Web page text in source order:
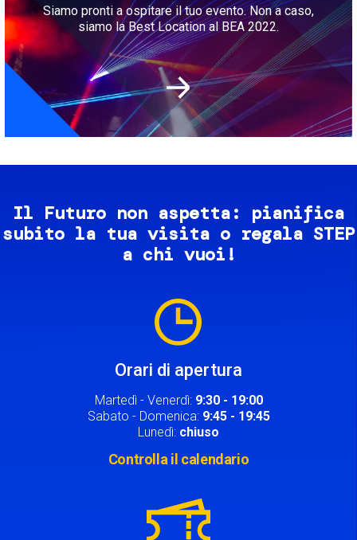
Siamo pronti a ospitare il tuo evento. Non a caso,
siamo la Best Location al BEA 2022.
Il Futuro non aspetta: pianifica
subito la tua visita o regala STEP
a chi vuoi!
Orari di apertura
Martedì - Venerdì: 9:30 - 19:00
Sabato - Domenica: 9:45 - 19:45
Lunedì: chiuso
Controlla il calendario